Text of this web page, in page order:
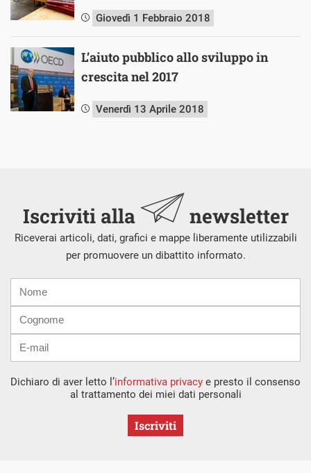
Giovedì 1 Febbraio 2018
L’aiuto pubblico allo sviluppo in
crescita nel 2017
Venerdì 13 Aprile 2018
Iscriviti alla newsletter
Riceverai articoli, dati, grafici e mappe liberamente utilizzabili
per promuovere un dibattito informato.
mail
Dichiaro di aver letto l’informativa privacy e presto il consenso
al trattamento dei miei dati personali
Iscriviti